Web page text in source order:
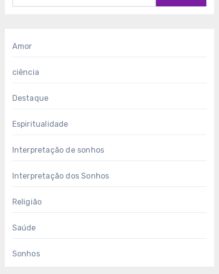
Amor
ciência
Destaque
Espiritualidade
Interpretação de sonhos
Interpretação dos Sonhos
Religião
Saúde
Sonhos